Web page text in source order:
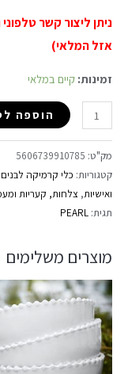
ניתן ליצור קשר
אזל המלאי)
זמינות: קיים במלאי
הוספה
מק"ט: 5606739910785
קטגוריות: כלי קרמיקה לבנים
ואישיות, צלחות, קעריות
תגית: PEARL
מוצרים משלימים